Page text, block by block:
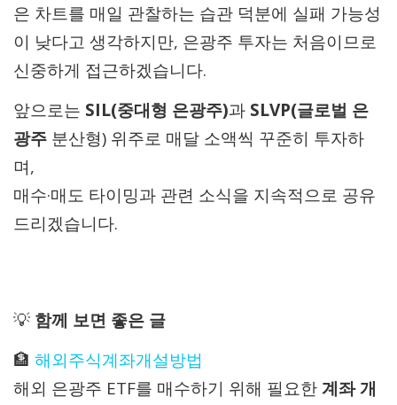
은 차트를 매일 관찰하는 습관 덕분에 실패 가능성
이 낮다고 생각하지만, 은광주 투자는 처음이므로
신중하게 접근하겠습니다.
앞으로는 SIL(중대형 은광주)과 SLVP(글로벌 은
광주 분산형) 위주로 매달 소액씩 꾸준히 투자하
며,
매수·매도 타이밍과 관련 소식을 지속적으로 공유
드리겠습니다.
💡 함께 보면 좋은 글
🏦 해외주식계좌개설방법
해외 은광주 ETF를 매수하기 위해 필요한계좌 개